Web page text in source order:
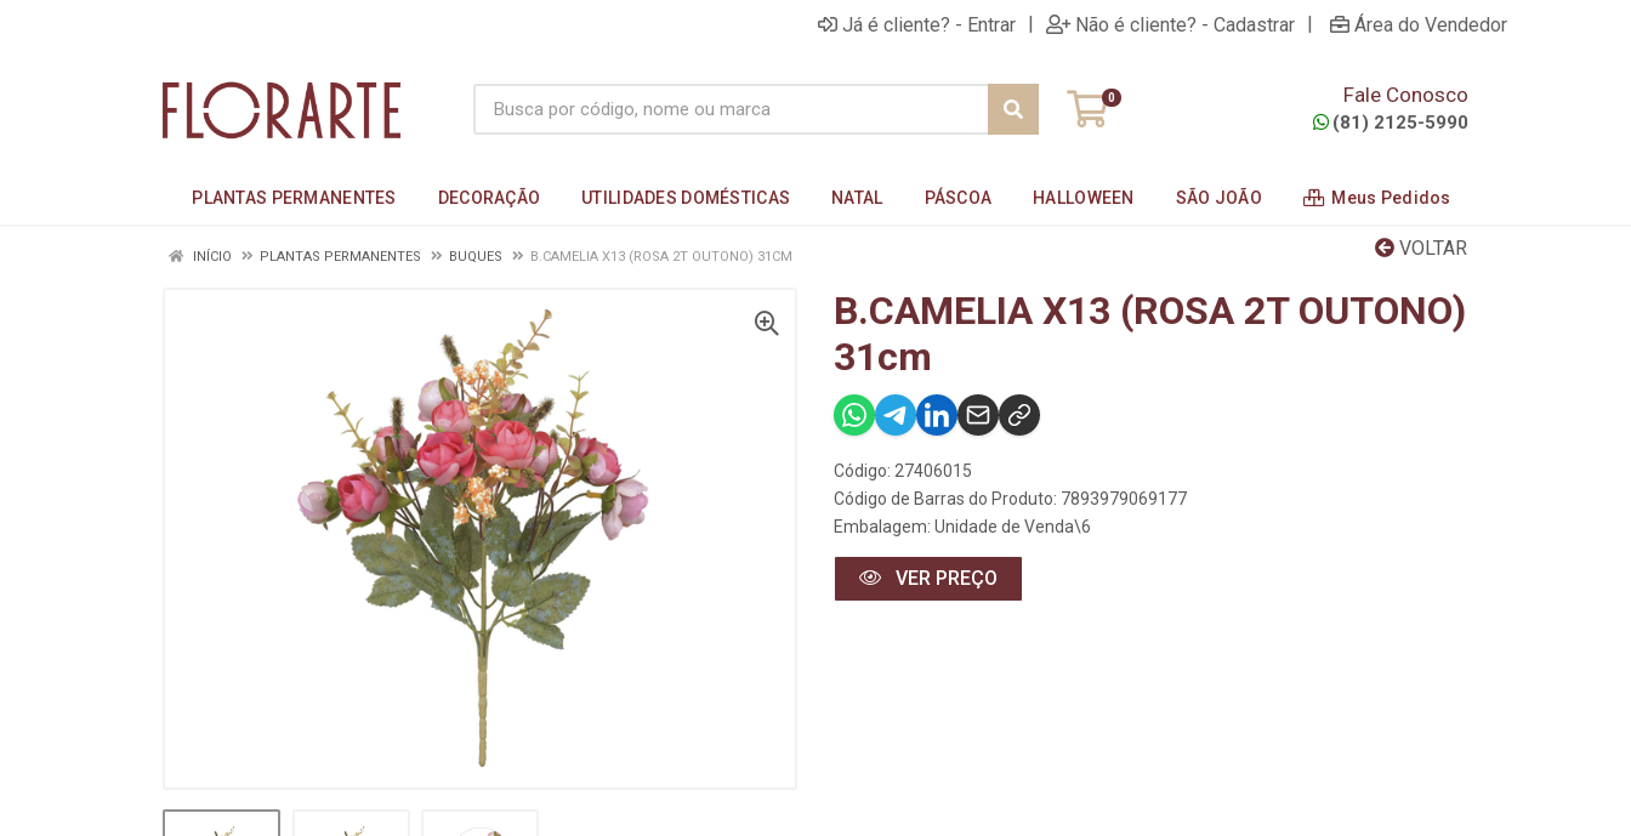
Já é cliente? - Entrar | Não é cliente? - Cadastrar | Área do Vendedor
0 Fale Conosco
(81) 2125-5990
PLANTAS PERMANENTES DECORAÇÃO UTILIDADES DOMÉSTICAS NATAL PÁSCOA HALLOWEEN SÃO JOÃO Meus Pedidos
VOLTAR
INÍCIO PLANTAS PERMANENTES BUQUES B.CAMELIA X13 (ROSA 2T OUTONO) 31CM
B.CAMELIA X13 (ROSA 2T OUTONO)
31cm
Código: 27406015
Código de Barras do Produto: 7893979069177
Embalagem: Unidade de Venda\6
VER PREÇO